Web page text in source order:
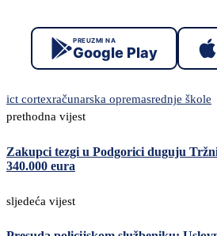
PREUZMI NA
Google Play
ict cortexračunarska opremasrednje škole
prethodna vijest
Zakupci tezgi u Podgorici duguju
340.000 eura
sljedeća vijest